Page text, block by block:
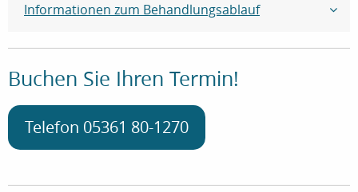
Informationen zum Behandlungsablauf
Buchen Sie Ihren Termin!
Telefon 05361 80-1270